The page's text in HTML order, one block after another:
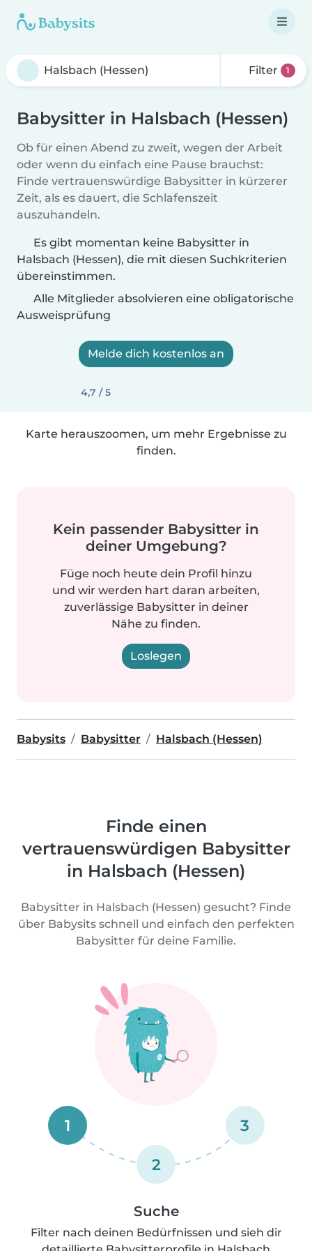
Filter 1
Babysitter in Halsbach (Hessen)
Ob für einen Abend zu zweit, wegen der Arbeit
oder wenn du einfach eine Pause brauchst:
Finde vertrauenswürdige Babysitter in kürzerer
Zeit, als es dauert, die Schlafenszeit
auszuhandeln.
Es gibt momentan keine Babysitter in
Halsbach (Hessen), die mit diesen Suchkriterien
übereinstimmen.
Alle Mitglieder absolvieren eine obligatorische
Ausweisprüfung
Melde dich kostenlos an
4,7 / 5
Karte herauszoomen, um mehr Ergebnisse zu
finden.
Kein passender Babysitter in
deiner Umgebung?
Füge noch heute dein Profil hinzu
und wir werden hart daran arbeiten,
zuverlässige Babysitter in deiner
Nähe zu finden.
Loslegen
Babysits Babysitter Halsbach (Hessen)
Finde einen
vertrauenswürdigen Babysitter
in Halsbach (Hessen)
Babysitter in Halsbach (Hessen) gesucht? Finde
über Babysits schnell und einfach den perfekten
Babysitter für deine Familie.
1
2
3
Suche
Filter nach deinen Bedürfnissen und sieh dir